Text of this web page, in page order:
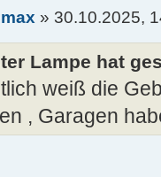
» 30.10.2025,
Lampe hat
weiß die
, Garagen